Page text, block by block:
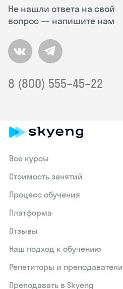
Не нашли ответа на свой
вопрос — напишите нам
8 (800) 555–45–22
Все курсы
Стоимость занятий
Процесс обучения
Платформа
Отзывы
Наш подход к обучению
Репетиторы и преподаватели
Преподавать в Skyeng